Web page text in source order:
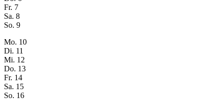
Fr. 7
Sa. 8
So. 9
Mo. 10
Di. 11
Mi. 12
Do. 13
Fr. 14
Sa. 15
So. 16